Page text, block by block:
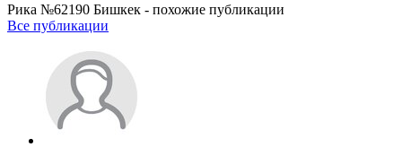
Рика №62190 Бишкек - похожие публикации
Все публикации